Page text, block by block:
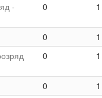
-
0 1
0 1
0 1
0 1